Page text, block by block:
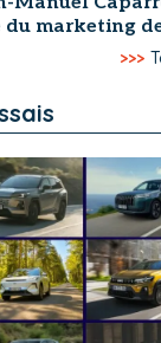
du marketing
>>>